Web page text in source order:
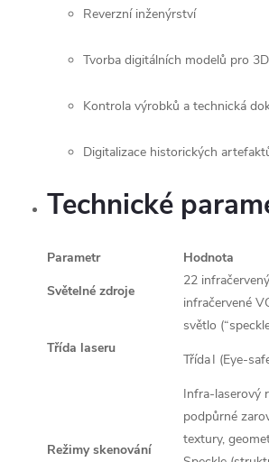
Reverzní inženýrství
Tvorba digitálních modelů pro
Kontrola výrobků a technická
Digitalizace historických
Technické
Parametr
Hodnota
Světelné zdroje
22
infračervené
světlo
Třída laseru
Třída I
Režimy skenování
Infra‑laserový
podpůrné
textury,